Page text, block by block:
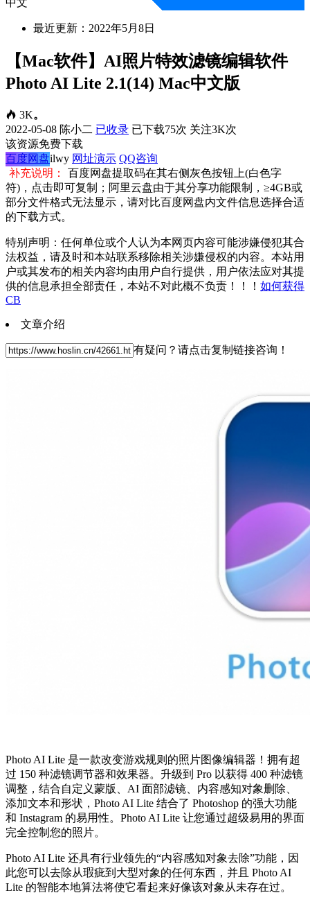
中文
最近更新：2022年5月8日
【Mac软件】AI照片特效滤镜编辑软件
Photo AI Lite 2.1(14) Mac中文版
3K。
2022-05-08 陈小二 已收录 已下载75次 关注3K次
该资源免费下载
百度网盘ilwy 网址演示 QQ咨询
补充说明：
百度网盘提取码在其右侧灰色按钮上(白色字
符)，点击即可复制；阿里云盘由于其分享功能限制，≥4GB或
部分文件格式无法显示，请对比百度网盘内文件信息选择合适
的下载方式。
特别声明：任何单位或个人认为本网页内容可能涉嫌侵犯其合
法权益，请及时和本站联系移除相关涉嫌侵权的内容。本站用
户或其发布的相关内容均由用户自行提供，用户依法应对其提
供的信息承担全部责任，本站不对此概不负责！！！ 如何获得
CB
文章介绍
有疑问？请点击复制链接咨询！
Photo AI Lite 是一款改变游戏规则的照片图像编辑器！拥有超
过 150 种滤镜调节器和效果器。升级到 Pro 以获得 400 种滤镜
调整，结合自定义蒙版、AI 面部滤镜、内容感知对象删除、
添加文本和形状，Photo AI Lite 结合了 Photoshop 的强大功能
和 Instagram 的易用性。Photo AI Lite 让您通过超级易用的界面
完全控制您的照片。
Photo AI Lite 还具有行业领先的“内容感知对象去除”功能，因
此您可以去除从瑕疵到大型对象的任何东西，并且 Photo AI
Lite 的智能本地算法将使它看起来好像该对象从未存在过。